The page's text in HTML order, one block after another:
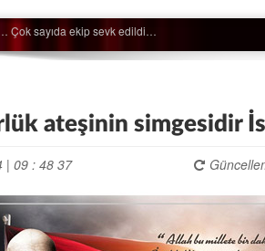
Ağaçtan düştü…
ateşinin simgesidir
| 09 : 48 37